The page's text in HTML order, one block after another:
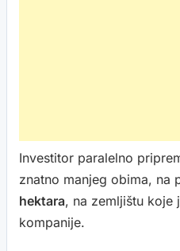
Investitor paralelno
znatno manjeg obima, na
hektara, na zemljištu koje
kompanije.